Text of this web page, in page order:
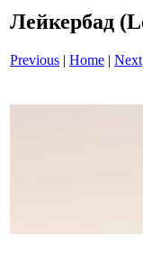
Лейкербад
Previous | Home | Next